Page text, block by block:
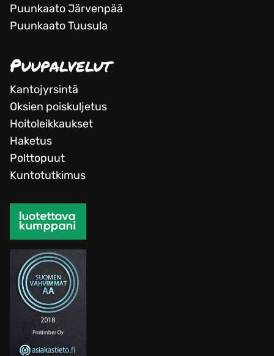
Puunkaato Järvenpää
Puunkaato Tuusula
Puupalvelut
Kantojyrsintä
Oksien poiskuljetus
Hoitoleikkaukset
Haketus
Polttopuut
Kuntotutkimus